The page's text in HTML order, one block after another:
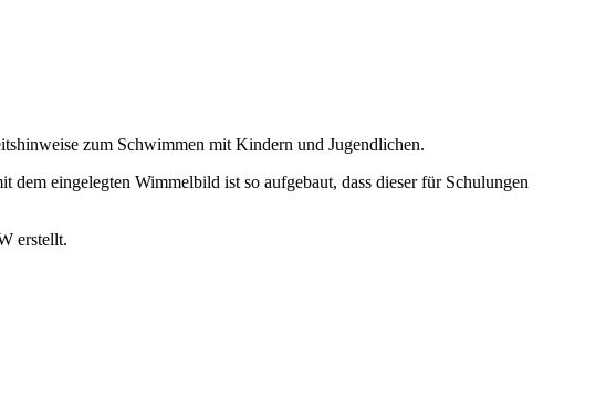
zum Schwimmen mit Kindern und Jugendlichen.
eingelegten Wimmelbild ist so aufgebaut, dass dieser für Schulungen
erstellt.